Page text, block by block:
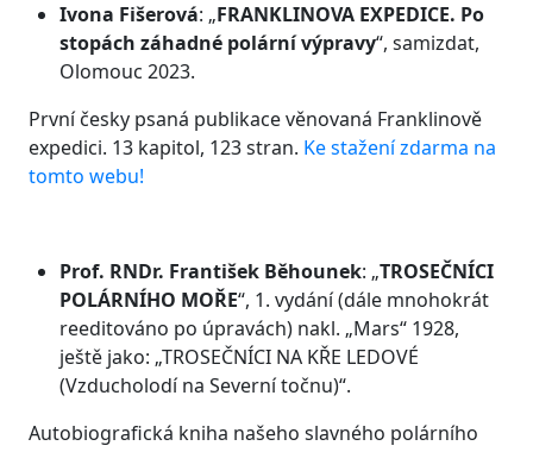
Ivona Fišerová: „FRANKLINOVA EXPEDICE. Po
stopách záhadné polární výpravy“, samizdat,
Olomouc 2023.
První česky psaná publikace věnovaná Franklinově
expedici. 13 kapitol, 123 stran. Ke stažení zdarma na
tomto webu!
Prof. RNDr. František Běhounek: „TROSEČNÍCI
POLÁRNÍHO MOŘE“, 1. vydání (dále mnohokrát
reeditováno po úpravách) nakl. „Mars“ 1928,
ještě jako: „TROSEČNÍCI NA KŘE LEDOVÉ
(Vzducholodí na Severní točnu)“.
Autobiografická kniha našeho slavného polárního